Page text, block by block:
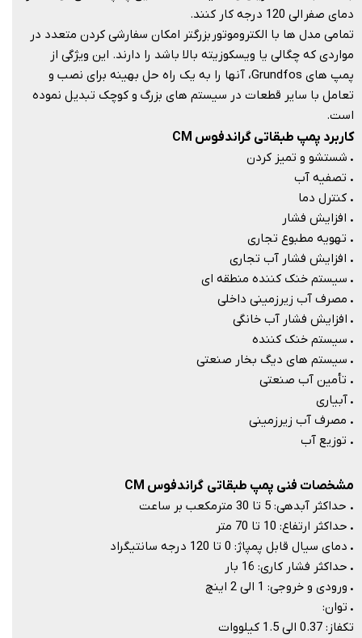
دمای صفر الی 120 درجه کار کنند.
تمامی مدل ها با الکتروموتور بزرگتر امکان سفارشی کردن متعدد در
مواردی که چگالی یا ویسکوزیته بالا باشد را دارند. این ویژگی از
پمپ های Grundfos، آنها را به یک راه حل بهینه برای نصب و
تعامل با سایر قطعات در سیستم های بزرگ و کوچک تبدیل نموده
است.
کاربرد پمپ طبقاتی گراندفوس CM
. شستشو و تمیز کردن
. تصفیه آب
. کنترل دما
. افزایش فشار
. تهویه مطبوع تجاری
. افزایش فشار آب تجاری
. سیستم خنک کننده منطقه ای
. مصرف آب زیرزمینی داخلی
. افزایش فشار آب خانگی
. سیستم خنک کننده
. سیستم های دیگ بخار صنعتی
. تأمین آب صنعتی
. آبیاری
. مصرف آب زیرزمینی
. توزیع آب​​​​​​​
مشخصات فنی پمپ طبقاتی گراندفوس CM
. حداکثر آبدهی: 5 تا 30 مترمکعب بر ساعت
. حداکثر ارتفاع: 10 تا 70 متر
. دمای سیال قابل پمپاژ: 0 تا 120 درجه سانتیگراد
. حداکثر فشار کاری: 16 بار
. ورودی و خروجی: 1 الی 2 اینچ
. توان:
تکفاز: 0.37 الی 1.5 کیلووات